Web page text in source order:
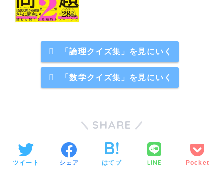
「論理クイズ集」を見にいく
「数学クイズ集」を見にいく
SHARE
ツイート シェア はてブ LINE Pocket